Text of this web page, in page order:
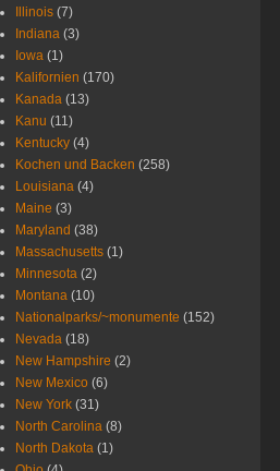
Illinois (7)
Indiana (3)
Iowa (1)
Kalifornien (170)
Kanada (13)
Kanu (11)
Kentucky (4)
Kochen und Backen (258)
Louisiana (4)
Maine (3)
Maryland (38)
Massachusetts (1)
Minnesota (2)
Montana (10)
Nationalparks/~monumente (152)
Nevada (18)
New Hampshire (2)
New Mexico (6)
New York (31)
North Carolina (8)
North Dakota (1)